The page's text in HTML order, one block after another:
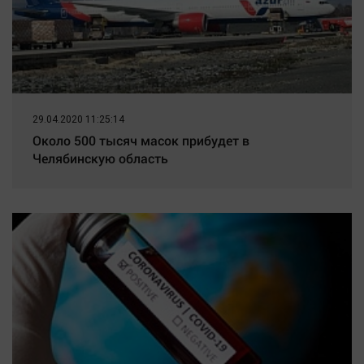
29.04.2020 11:25:14
Около 500 тысяч масок прибудет в
Челябинскую область